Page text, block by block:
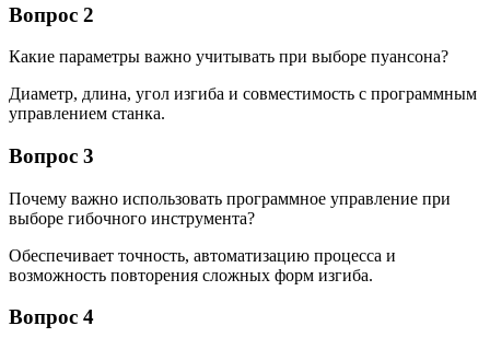
Вопрос 2
Какие параметры важно учитывать при выборе пуансона?
Диаметр, длина, угол изгиба и совместимость с программным
управлением станка.
Вопрос 3
Почему важно использовать программное управление при
выборе гибочного инструмента?
Обеспечивает точность, автоматизацию процесса и
возможность повторения сложных форм изгиба.
Вопрос 4